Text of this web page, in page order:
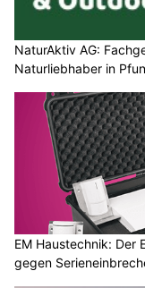
NaturAktiv AG:
Naturliebhaber in
EM Haustechnik: Der
gegen